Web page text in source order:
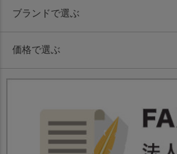
ブランドで選ぶ
価格で選ぶ